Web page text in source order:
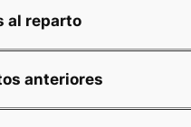
al reparto
anteriores